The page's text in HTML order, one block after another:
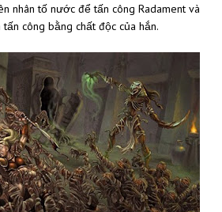
nhân tố nước để tấn công Radament và
công bằng chất độc của hắn.